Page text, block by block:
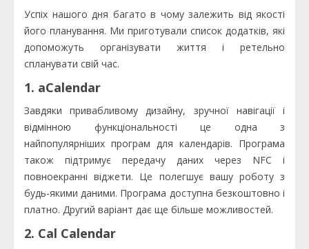
Успіх нашого дня багато в чому залежить від якості
його планування. Ми приготували список додатків, які
допоможуть організувати життя і ретельно
спланувати свій час.
1. aCalendar
Завдяки привабливому дизайну, зручної навігації і
відмінною функціональності це одна з
найпопулярніших програм для календарів. Програма
також підтримує передачу даних через NFC і
повноекранні віджети. Це полегшує вашу роботу з
будь-якими даними. Програма доступна безкоштовно і
платно. Другий варіант дає ще більше можливостей.
2. Cal Calendar